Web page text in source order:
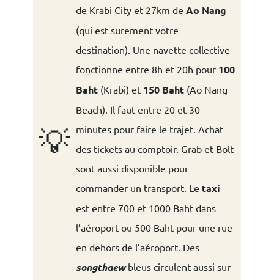
💡
de Krabi City et 27km de Ao Nang
(qui est surement votre
destination). Une navette collective
fonctionne entre 8h et 20h pour 100
Baht(Krabi) et 150 Baht(Ao Nang
Beach). Il faut entre 20 et 30
minutes pour faire le trajet. Achat
des tickets au comptoir. Grab et Bolt
sont aussi disponible pour
commander un transport. Le taxi
est entre 700 et 1000 Baht dans
l’aéroport ou 500 Baht pour une rue
en dehors de l’aéroport. Des
songthaewbleus circulent aussi sur